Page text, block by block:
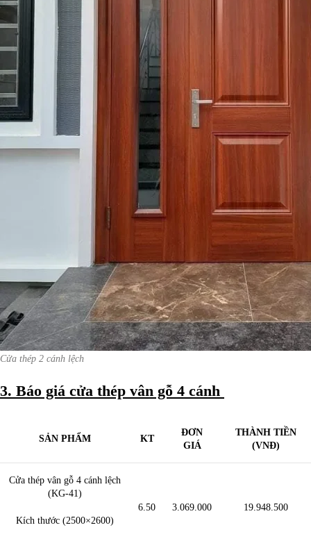
Cửa thép 2 cánh lệch
3. Báo giá cửa thép vân gỗ 4 cánh
SẢN PHẨM KT
ĐƠN
GIÁ
THÀNH TIỀN
(VNĐ)
Cửa thép vân gỗ 4 cánh lệch
(KG-41)
Kích thước (2500×2600)
6.50 3.069.000 19.948.500